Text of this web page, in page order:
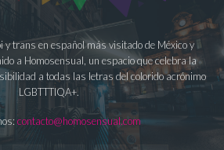
y trans en español más visitado de México y
a Homosensual, un espacio que celebra la
a todas las letras del colorido acrónimo
LGBTTTIQA+.
contacto@homosensual.com